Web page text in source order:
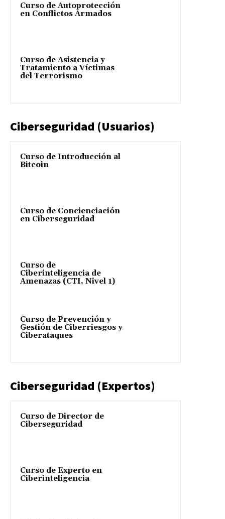
Curso de Autoprotección
en Conflictos Armados
Curso de Asistencia y
Tratamiento a Víctimas
del Terrorismo
Ciberseguridad (Usuarios)
Curso de Introducción al
Bitcoin
Curso de Concienciación
en Ciberseguridad
Curso de
Ciberinteligencia de
Amenazas (CTI, Nivel 1)
Curso de Prevención y
Gestión de Ciberriesgos y
Ciberataques
Ciberseguridad (Expertos)
Curso de Director de
Ciberseguridad
Curso de Experto en
Ciberinteligencia